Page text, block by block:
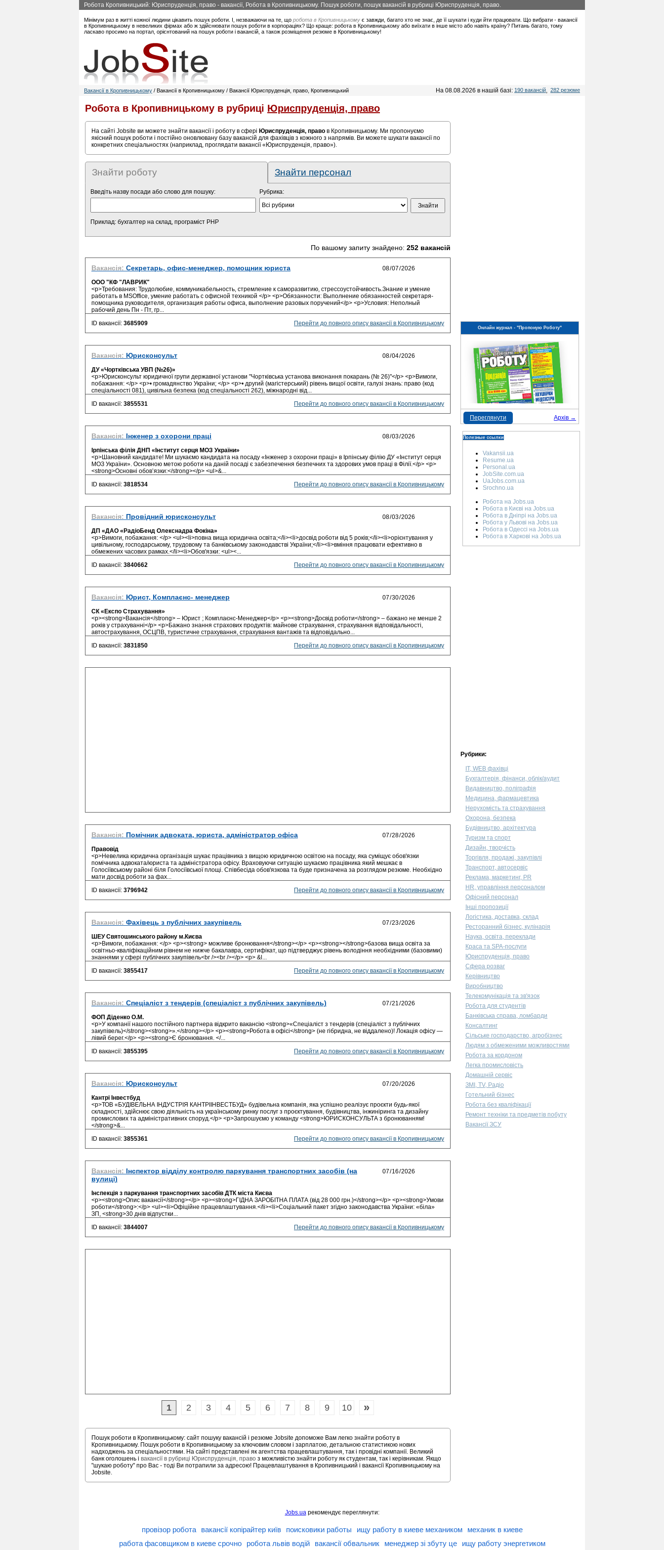
Робота Кропивницький: Юриспруденція, право - вакансії, Робота в Кропивницькому. Пошук роботи, пошук вакансій в рубриці Юриспруденція, право.
Мінімум раз в житті кожної людини цікавить пошук роботи. І, незважаючи на те, що робота в Кропивницькому є завжди, багато хто не знає, де її шукати і куди йти працювати. Що вибрати - вакансії
в Кропивницькому в невеликих фірмах або ж здійснювати пошук роботи в корпораціях? Що краще: робота в Кропивницькому або виїхати в інше місто або навіть країну? Питань багато, тому
ласкаво просимо на портал, орієнтований на пошук роботи і вакансій, а також розміщення резюме в Кропивницькому!
Вакансії в Кропивницькому / Вакансії в Кропивницькому / Вакансії Юриспруденція, право, Кропивницький На 08.08.2026 в нашій базі: 190 вакансій, 282 резюме
Робота в Кропивницькому в рубриці Юриспруденція, право
На сайті Jobsite ви можете знайти вакансії і роботу в сфері Юриспруденція, право в Кропивницькому. Ми пропонуємо
якісний пошук роботи і постійно оновлювану базу вакансій для фахівців з кожного з напрямів. Ви можете шукати вакансії по
конкретних спеціальностях (наприклад, проглядати вакансії «Юриспруденція, право»).
Знайти роботу Знайти персонал
Введіть назву посади або слово для пошуку:
Приклад: бухгалтер на склад, програміст PHP
Рубрика:
По вашому запиту знайдено: 252 вакансій
Вакансія: Секретарь, офис-менеджер, помощник юриста
ООО "КФ "ЛАВРИК"
<p>Требования: Трудолюбие, коммуникабельность, стремление к саморазвитию, стрессоустойчивость.Знание и умение
работать в MSOffice, умение работать с офисной техникой </p> <p>Обязанности: Выполнение обязанностей секретаря-
помощника руководителя, организация работы офиса, выполнение разовых поручений</p> <p>Условия: Неполный
рабочий день Пн - Пт, гр...
ID вакансії: 3685909 Перейти до повного опису вакансії в Кропивницькому
Вакансія: Юрисконсульт
ДУ «Чортківська УВП (№26)»
<p>Юрисконсульт юридичної групи державної установи "Чортківська установа виконання покарань (№ 26)"</p> <p>Вимоги,
побажання: </p> <p>• громадянство України; </p> <p>• другий (магістерський) рівень вищої освіти, галузі знань: право (код
спеціальності 081), цивільна безпека (код спеціальності 262), міжнародні від...
ID вакансії: 3855531 Перейти до повного опису вакансії в Кропивницькому
Вакансія: Інженер з охорони праці
Ірпінська філія ДНП «Інститут серця МОЗ України»
<p>Шановний кандидате! Ми шукаємо кандидата на посаду «Інженер з охорони праці» в Ірпінську філію ДУ «Інститут серця
МОЗ України». Основною метою роботи на даній посаді є забезпечення безпечних та здорових умов праці в Філії.</p> <p>
<strong>Основні обов’язки:</strong></p> <ul>&...
ID вакансії: 3818534 Перейти до повного опису вакансії в Кропивницькому
Вакансія: Провідний юрисконсульт
ДП «ДАО «РадіоБенд Олекснадра Фокіна»
<p>Вимоги, побажання: </p> <ul><li>повна вища юридична освіта;</li><li>досвід роботи від 5 років;</li><li>орієнтування у
цивільному, господарському, трудовому та банківському законодавстві України;</li><li>вміння працювати ефективно в
обмежених часових рамках.</li><li>Обов'язки: <ul><...
ID вакансії: 3840662 Перейти до повного опису вакансії в Кропивницькому
Вакансія: Юрист, Комплаєнс- менеджер
СК «Експо Страхування»
<p><strong>Вакансія</strong> – Юрист ; Комплаєнс-Менеджер</p> <p><strong>Досвід роботи</strong> – бажано не менше 2
років у страхуванні</p> <p>Бажано знання страхових продуктів: майнове страхування, страхування відповідальності,
автострахування, ОСЦПВ, туристичне страхування, страхування вантажів та відповідально...
ID вакансії: 3831850 Перейти до повного опису вакансії в Кропивницькому
Вакансія: Помічник адвоката, юриста, адміністратор офіса
Правовід
<p>Невелика юридична організація шукає працівника з вищою юридичною освітою на посаду, яка суміщує обов'язки
помічника адвоката/юриста та адміністратора офісу. Враховуючи ситуацію шукаємо працівника який мешкає в
Голосіївському районі біля Голосіївської площі. Співбесіда обов'язкова та буде призначена за розглядом резюме. Необхідно
мати досвід роботи за фах...
ID вакансії: 3796942 Перейти до повного опису вакансії в Кропивницькому
Вакансія: Фахівець з публічних закупівель
ШЕУ Святошинського району м.Києва
<p>Вимоги, побажання: </p> <p><strong> можливе бронювання</strong></p> <p><strong></strong>базова вища освіта за
освітньо-кваліфікаційним рівнем не нижче бакалавра, сертифікат, що підтверджує рівень володіння необхідними (базовими)
знаннями у сфері публічних закупівель<br /><br /></p> <p> &l...
ID вакансії: 3855417 Перейти до повного опису вакансії в Кропивницькому
Вакансія: Спеціаліст з тендерів (спеціаліст з публічних закупівель)
ФОП Діденко О.М.
<p>У компанії нашого постійного партнера відкрито вакансію <strong>«Спеціаліст з тендерів (спеціаліст з публічних
закупівель)</strong><strong>».</strong></p> <p><strong>Робота в офісі</strong> (не гібридна, не віддалено)! Локація офісу —
лівий берег.</p> <p><strong>Є бронювання. </...
ID вакансії: 3855395 Перейти до повного опису вакансії в Кропивницькому
Вакансія: Юрисконсульт
Кантрі Інвестбуд
<p>ТОВ «БУДІВЕЛЬНА ІНДУСТРІЯ КАНТРІІНВЕСТБУД» будівельна компанія, яка успішно реалізує проєкти будь-якої
складності, здійснює свою діяльність на українському ринку послуг з проєктування, будівництва, інжиніринга та дизайну
промислових та адміністративних споруд.</p> <p>Запрошуємо у команду <strong>ЮРИСКОНСУЛЬТА з бронюванням!
</strong>&...
ID вакансії: 3855361 Перейти до повного опису вакансії в Кропивницькому
Вакансія: Інспектор відділу контролю паркування транспортних засобів (на
вулиці)
Інспекція з паркування транспортних засобів ДТК міста Києва
<p><strong>Опис вакансії</strong></p> <p><strong>ГІДНА ЗАРОБІТНА ПЛАТА (від 28 000 грн.)</strong></p> <p><strong>Умови
роботи</strong>:</p> <ul><li>Офіційне працевлаштування.</li><li>Соціальний пакет згідно законодавства України: «біла»
ЗП, <strong>30 днів відпустки...
ID вакансії: 3844007 Перейти до повного опису вакансії в Кропивницькому
1 2 3 4 5 6 7 8 9 10 »
Пошук роботи в Кропивницькому: сайт пошуку вакансій і резюме Jobsite допоможе Вам легко знайти роботу в
Кропивницькому. Пошук роботи в Кропивницькому за ключовим словом і зарплатою, детальною статистикою нових
надходжень за спеціальностями. На сайті представлені як агентства працевлаштування, так і провідні компанії. Великий
банк оголошень і вакансії в рубриці Юриспруденція, право з можливістю знайти роботу як студентам, так і керівникам. Якщо
"шукаю роботу" про Вас - тоді Ви потрапили за адресою! Працевлаштування в Кропивницький і вакансії Кропивницькому на
Jobsite.
Онлайн журнал - "Пропоную Роботу"
Архів →
Переглянути
Полезные ссылки
Vakansii.ua
Resume.ua
Personal.ua
JobSite.com.ua
UaJobs.com.ua
Srochno.ua
Робота на Jobs.ua
Робота в Києві на Jobs.ua
Робота в Дніпрі на Jobs.ua
Робота у Львові на Jobs.ua
Робота в Одессі на Jobs.ua
Робота в Харкові на Jobs.ua
Рубрики:
IT, WEB фахівці
Бухгалтерія, фінанси, облік/аудит
Видавництво, поліграфія
Медицина, фармацевтика
Нерухомість та страхування
Охорона, безпека
Будівництво, архітектура
Туризм та спорт
Дизайн, творчість
Торгівля, продажі, закупівлі
Транспорт, автосервіс
Реклама, маркетинг, PR
HR, управління персоналом
Офісний персонал
Інші пропозиції
Логістика, доставка, склад
Ресторанний бізнес, кулінарія
Наука, освіта, переклади
Краса та SPA-послуги
Юриспруденція, право
Сфера розваг
Керівництво
Виробництво
Телекомунікація та зв'язок
Робота для студентів
Банківська справа, ломбарди
Консалтинг
Сільське господарство, агробізнес
Людям з обмеженими можливостями
Робота за кордоном
Легка промисловість
Домашній сервіс
ЗМІ, TV, Радіо
Готельний бізнес
Робота без кваліфікації
Ремонт техніки та предметів побуту
Вакансії ЗСУ
Jobs.uaрекомендує переглянути:
провізор робота вакансії копірайтер київ поисковики работы ищу работу в киеве механиком
механик в киеве
работа фасовщиком в киеве срочно
робота львів водій вакансії обвальник менеджер зі збуту це ищу работу энергетиком